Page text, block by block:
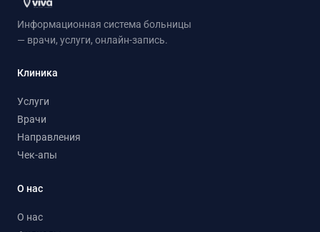
Информационная система больницы
— врачи, услуги, онлайн-запись.
Клиника
Услуги
Врачи
Направления
Чек-апы
О нас
О нас